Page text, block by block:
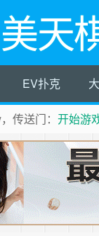
美天
EV扑克
传送门： 开始游